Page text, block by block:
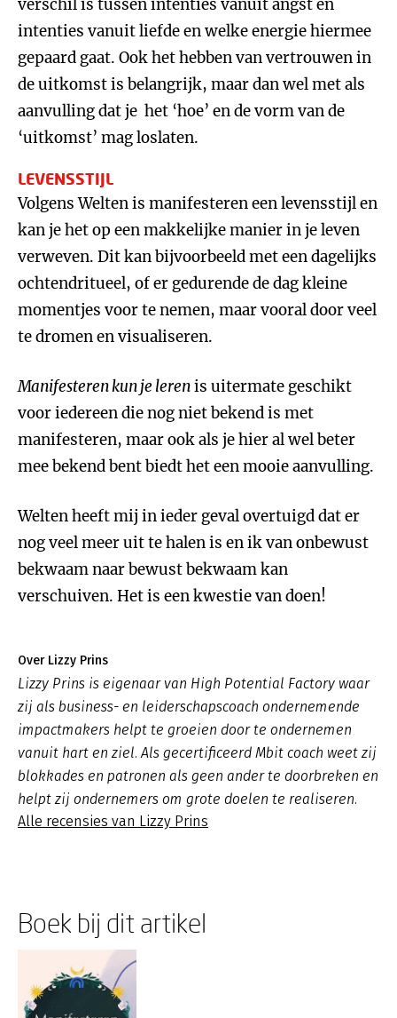
verschil is tussen intenties vanuit angst en
intenties vanuit liefde en welke energie hiermee
gepaard gaat. Ook het hebben van vertrouwen in
de uitkomst is belangrijk, maar dan wel met als
aanvulling dat je het ‘hoe’ en de vorm van de
‘uitkomst’ mag loslaten.
LEVENSSTIJL
Volgens Welten is manifesteren een levensstijl en
kan je het op een makkelijke manier in je leven
verweven. Dit kan bijvoorbeeld met een dagelijks
ochtendritueel, of er gedurende de dag kleine
momentjes voor te nemen, maar vooral door veel
te dromen en visualiseren.
Manifesteren kun je lerenis uitermate geschikt
voor iedereen die nog niet bekend is met
manifesteren, maar ook als je hier al wel beter
mee bekend bent biedt het een mooie aanvulling.
Welten heeft mij in ieder geval overtuigd dat er
nog veel meer uit te halen is en ik van onbewust
bekwaam naar bewust bekwaam kan
verschuiven. Het is een kwestie van doen!
Over Lizzy Prins
Lizzy Prins is eigenaar van High Potential Factory waar
zij als business- en leiderschapscoach ondernemende
impactmakers helpt te groeien door te ondernemen
vanuit hart en ziel. Als gecertificeerd Mbit coach weet zij
blokkades en patronen als geen ander te doorbreken en
helpt zij ondernemers om grote doelen te realiseren.
Alle recensies van Lizzy Prins
Boek bij dit artikel